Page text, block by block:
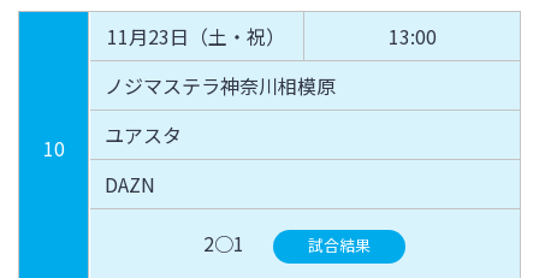
10
11月23日（土・祝）
13:00
ノジマステラ神奈川相模原
ユアスタ
DAZN
2○1 試合結果